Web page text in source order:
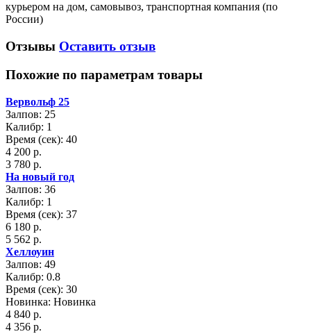
курьером на дом, самовывоз, транспортная компания (по
России)
Отзывы Оставить отзыв
Похожие по параметрам товары
Вервольф 25
Залпов: 25
Калибр: 1
Время (сек): 40
4 200 р.
3 780 р.
На новый год
Залпов: 36
Калибр: 1
Время (сек): 37
6 180 р.
5 562 р.
Хеллоуин
Залпов: 49
Калибр: 0.8
Время (сек): 30
Новинка: Новинка
4 840 р.
4 356 р.